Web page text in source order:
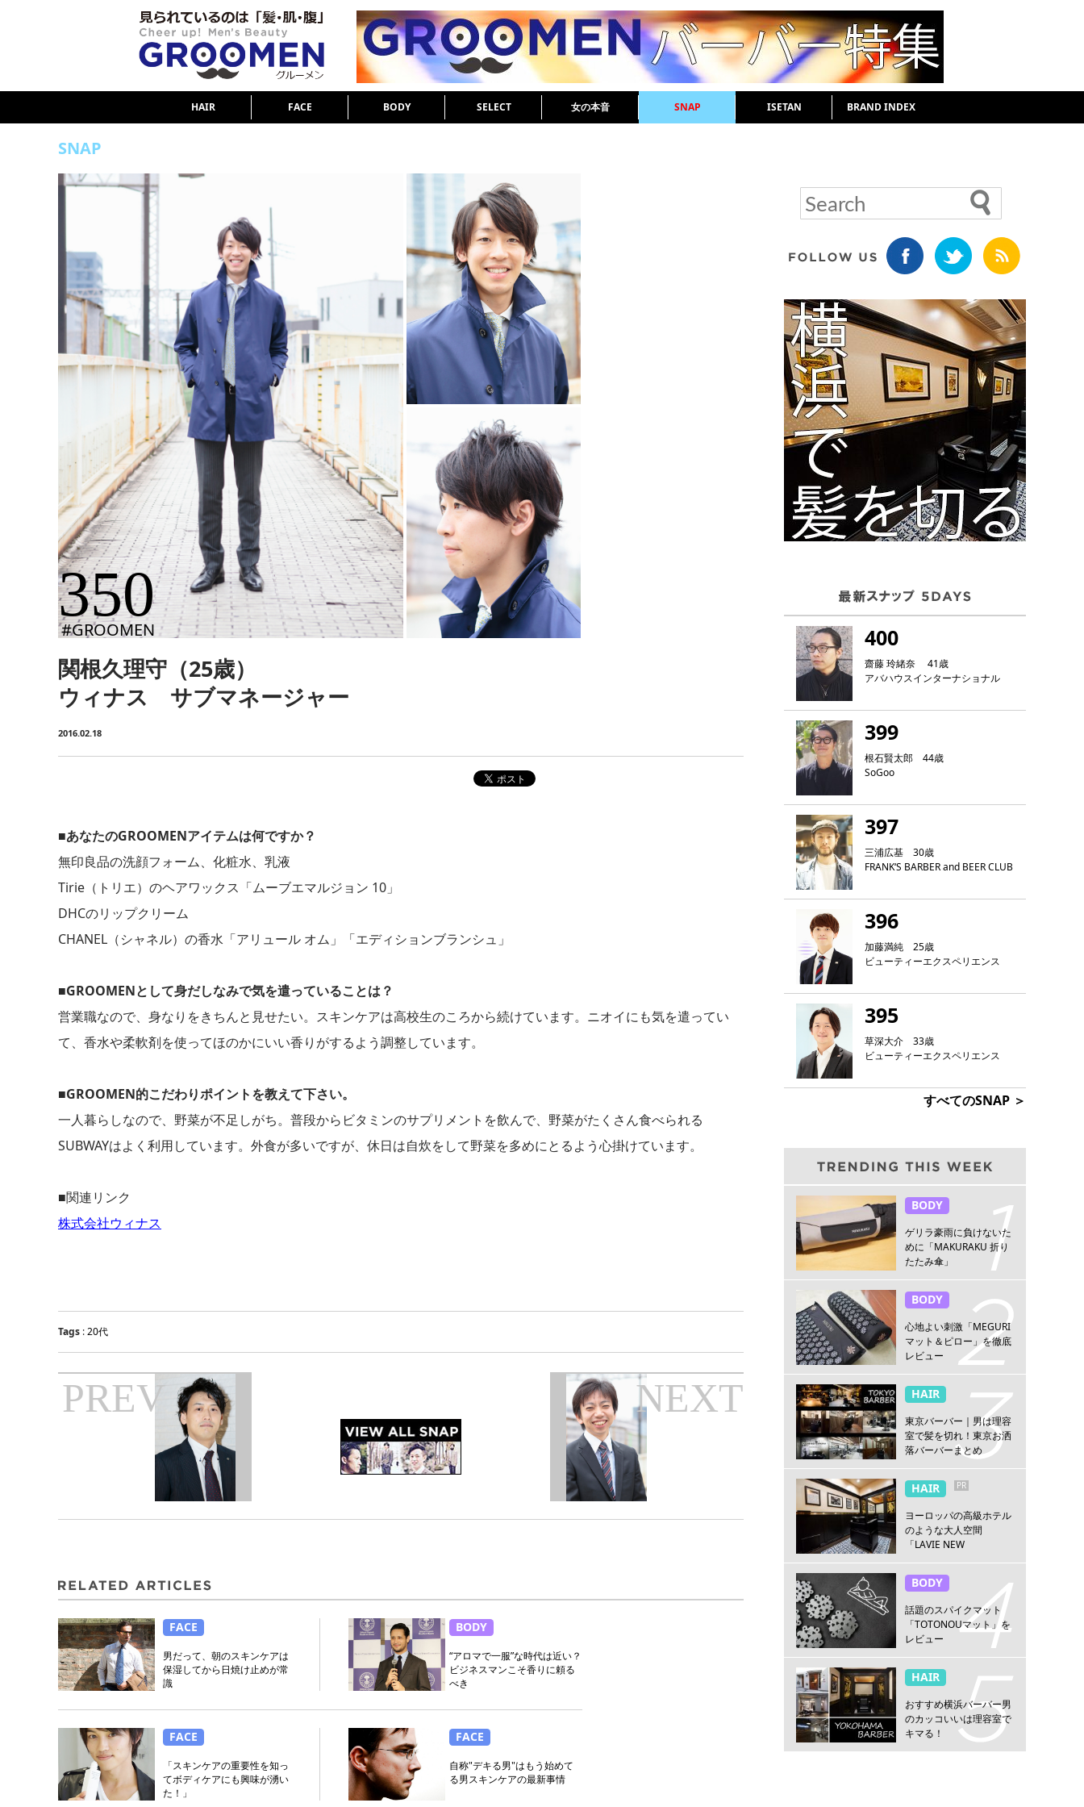
HAIR FACE BODY SELECT 女の本音 SNAP ISETAN BRAND INDEX
SNAP
350
#GROOMEN
関根久理守（25歳）
ウィナス サブマネージャー
2016.02.18
■あなたのGROOMENアイテムは何ですか？
無印良品の洗顔フォーム、化粧水、乳液
Tirie（トリエ）のヘアワックス「ムーブエマルジョン 10」
DHCのリップクリーム
CHANEL（シャネル）の香水「アリュール オム」「エディションブランシュ」
■GROOMENとして身だしなみで気を遣っていることは？
営業職なので、身なりをきちんと見せたい。スキンケアは高校生のころから続けています。ニオイにも気を遣ってい
て、香水や柔軟剤を使ってほのかにいい香りがするよう調整しています。
■GROOMEN的こだわりポイントを教えて下さい。
一人暮らしなので、野菜が不足しがち。普段からビタミンのサプリメントを飲んで、野菜がたくさん食べられる
SUBWAYはよく利用しています。外食が多いですが、休日は自炊をして野菜を多めにとるよう心掛けています。
■関連リンク
株式会社ウィナス
Tags :20代
PREV NEXT
FACE
男だって、朝のスキンケアは
保湿してから日焼け止めが常
識
BODY
“アロマで一服”な時代は近い？
ビジネスマンこそ香りに頼る
べき
FACE
「スキンケアの重要性を知っ
てボディケアにも興味が湧い
た！」
FACE
自称"デキる男"はもう始めて
る男スキンケアの最新事情
400
齋藤 玲緒奈 41歳
アバハウスインターナショナル
399
根石賢太郎 44歳
SoGoo
397
三浦広基 30歳
FRANK‘S BARBER and BEER CLUB
396
加藤満純 25歳
ビューティーエクスペリエンス
395
草深大介 33歳
ビューティーエクスペリエンス
すべてのSNAP ＞
BODY
ゲリラ豪雨に負けないた
めに「MAKURAKU 折り
たたみ傘」
BODY
心地よい刺激「MEGURI
マット＆ピロー」を徹底
レビュー
HAIR
東京バーバー｜男は理容
室で髪を切れ！東京お洒
落バーバーまとめ
HAIR PR
ヨーロッパの高級ホテル
のような大人空間
「LAVIE NEW
店」
BODY
話題のスパイクマット
「TOTONOUマット」を
レビュー
HAIR
おすすめ横浜バーバー男
のカッコいいは理容室で
キマる！